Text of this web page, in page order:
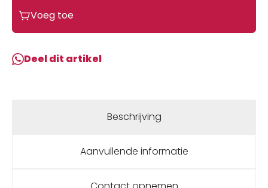
Voeg toe
Deel dit artikel
Beschrijving
Aanvullende informatie